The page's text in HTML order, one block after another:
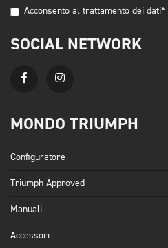
Acconsento al trattamento dei dati*
SOCIAL NETWORK
MONDO TRIUMPH
Configuratore
Triumph Approved
Manuali
Accessori